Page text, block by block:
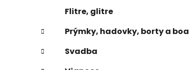
Flitre, glitre
Prýmky, hadovky, borty a boa
Svadba